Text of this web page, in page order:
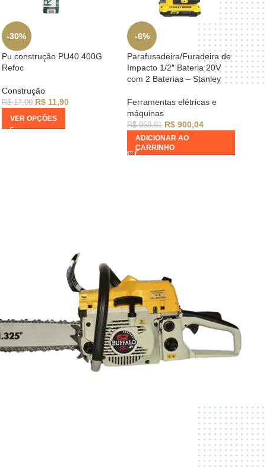
-30%
Pu construção PU40 400G
Refoc
Construção
R$17,00 R$11,90
VER OPÇÕES
-6%
Parafusadeira/Furadeira de
Impacto 1/2″ Bateria 20V
com 2 Baterias – Stanley
Ferramentas elétricas e
máquinas
R$958,81 R$ 900,04
ADICIONAR AO
CARRINHO
-20%
gás
Lam1-